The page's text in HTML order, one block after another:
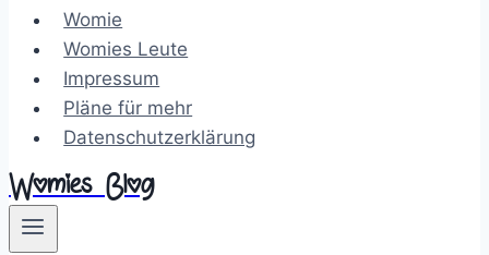
Womie
Womies Leute
Impressum
Pläne für mehr
Datenschutzerklärung
Womies Blog